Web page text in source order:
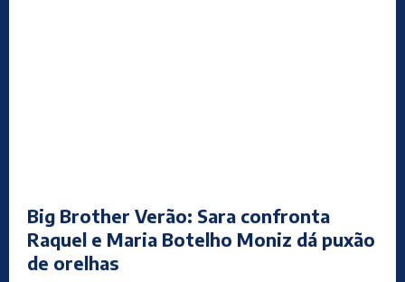
Big Brother Verão: Sara confronta
Raquel e Maria Botelho Moniz dá puxão
de orelhas